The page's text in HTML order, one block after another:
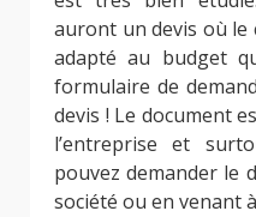
auront un devis où
adapté au budget
formulaire de
devis ! Le document
l’entreprise et
pouvez demander le
société ou en venant